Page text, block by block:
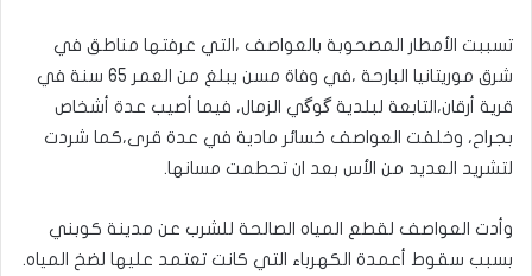
تسببت الأمطار المصحوبة بالعواصف ،التي عرفتها مناطق في
شرق موريتانيا البارحة ،في وفاة مسن يبلغ من العمر 65 سنة في
قرية أرقان،التابعة لبلدية گوگي الزمال، فيما أصيب عدة أشخاص
بجراح، وخلفت العواصف خسائر مادية في عدة قرى،كما شردت
لتشريد العديد من الأس بعد ان تحطمت مسانها.
وأدت العواصف لقطع المياه الصالحة للشرب عن مدينة كوبني
بسبب سقوط أعمدة الكهرباء التي كانت تعتمد عليها لضخ المياه.